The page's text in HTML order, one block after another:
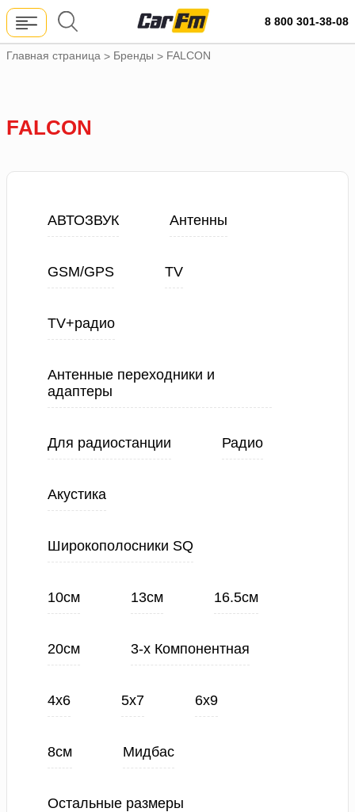
8 800 301-38-08
Главная страница > Бренды > FALCON
FALCON
АВТОЗВУК Антенны
GSM/GPS TV
TV+радио
Антенные переходники и
адаптеры
Для радиостанции Радио
Акустика
Широкополосники SQ
10см 13см 16.5см
20см 3-х Компонентная
4х6 5х7 6х9
8см Мидбас
Остальные размеры